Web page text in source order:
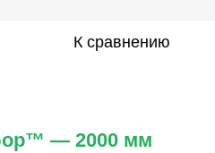
К сравнению
— 2000 мм